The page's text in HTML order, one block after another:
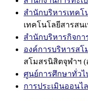
สำนักบริหารเทคโ
เทคโนโลยีสารสน
สำนักบริหารกิจกา
องค์การบริหารสโ
สโมสรนิสิตจุฬาฯ (
ศูนย์การศึกษาทั่วไ
การประเมินออนไ